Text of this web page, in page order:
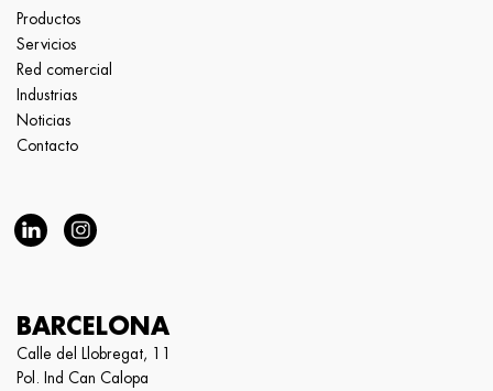
Productos
Servicios
Red comercial
Industrias
Noticias
Contacto
BARCELONA
Calle del Llobregat, 11
Pol. Ind Can Calopa